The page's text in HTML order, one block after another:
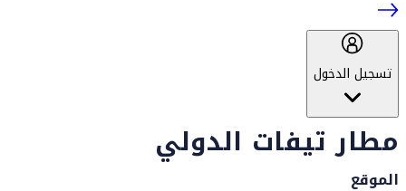
تسجيل الدخول
مطار تيفات الدولي
الموقع